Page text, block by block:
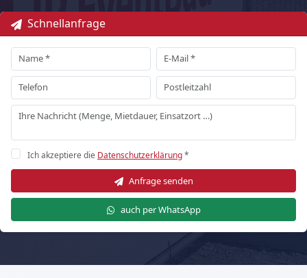
Schnellanfrage
Ich akzeptiere die Datenschutzerklärung*
Anfrage senden
auch per WhatsApp